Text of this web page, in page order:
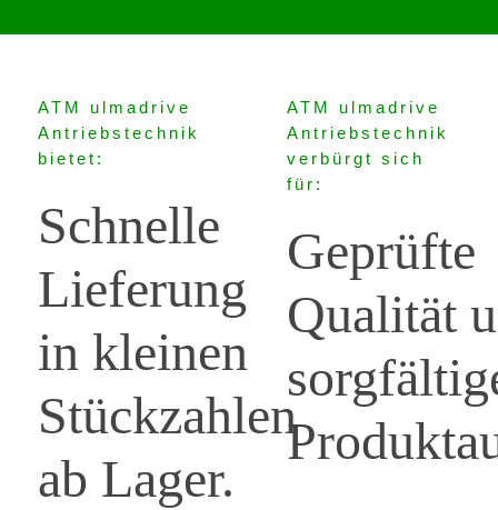
ATM ulmadrive
Antriebstechnik
bietet:
Schnelle
Lieferung
in kleinen
Stückzahlen
ab Lager.
ATM ulmadrive
Antriebstechnik
verbürgt sich
für:
Geprüfte
Qualität